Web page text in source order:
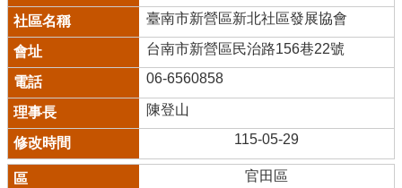
臺南市新營區新北社區發展協會
台南市新營區民治路156巷22號
06-6560858
陳登山
115-05-29
官田區